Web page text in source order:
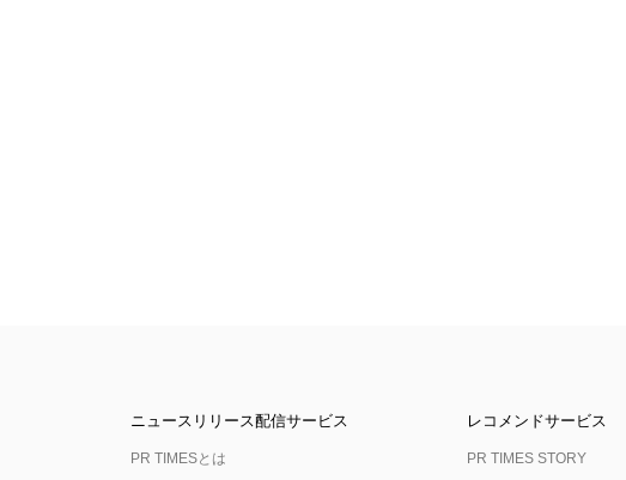
ニュースリリース配信サービス
PR TIMESとは
レコメンドサービス
PR TIMES STORY